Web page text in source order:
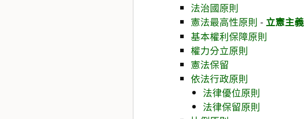
法治國原則
憲法最高性原則 - 立憲主義
基本權利保障原則
權力分立原則
憲法保留
依法行政原則
法律優位原則
法律保留原則